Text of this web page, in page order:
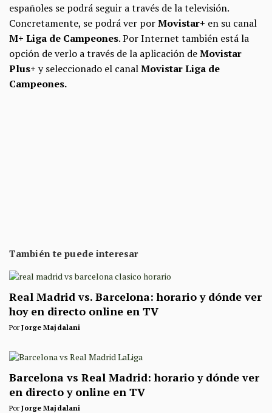
españoles se podrá seguir a través de la televisión.
Concretamente, se podrá ver porMovistar+ en su canal
M+ Liga de Campeones. Por Internet también está la
opción de verlo a través de la aplicación deMovistar
Plus+ y seleccionado el canalMovistarLiga de
Campeones.
También te puede interesar
Real Madrid vs. Barcelona: horario y dónde ver
hoy en directo online en TV
PorJorge Majdalani
Barcelona vs Real Madrid: horario y dónde ver
en directo y online en TV
PorJorge Majdalani